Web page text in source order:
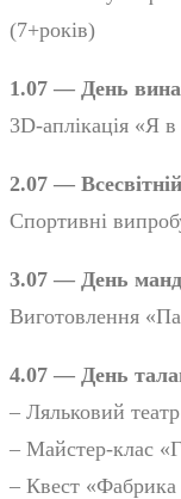
(7+років)
1.07 — День
3D-аплікація «Я
2.07 —
Спортивні
3.07 — День
Виготовлення
4.07 — День
– Ляльковий
– Майстер-клас
– Квест «Фабрика